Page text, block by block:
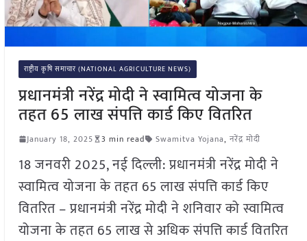
राष्ट्रीय कृषि समाचार (NATIONAL AGRICULTURE NEWS)
प्रधानमंत्री नरेंद्र मोदी ने स्वामित्व योजना के
तहत 65 लाख संपत्ति कार्ड किए वितरित
January 18, 2025 3 min read Swamitva Yojana, नरेंद्र मोदी
18 जनवरी 2025, नई दिल्ली: प्रधानमंत्री नरेंद्र मोदी ने
स्वामित्व योजना के तहत 65 लाख संपत्ति कार्ड किए
वितरित – प्रधानमंत्री नरेंद्र मोदी ने शनिवार को स्वामित्व
योजना के तहत 65 लाख से अधिक संपत्ति कार्ड वितरित